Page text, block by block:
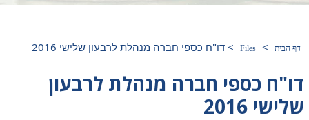
דף הבית >
Files
>דו"ח כספי חברה מנהלת לרבעון שלישי 2016
דו"ח כספי חברה מנהלת לרבעון
שלישי 2016